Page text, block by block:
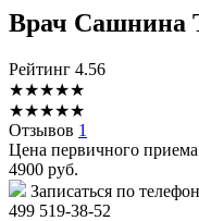
Врач Сашнина
Рейтинг 4.56
★★★★★
★★★★★
Отзывов 1
Цена первичного приема
4900 руб.
Записаться по
499 519-38-52